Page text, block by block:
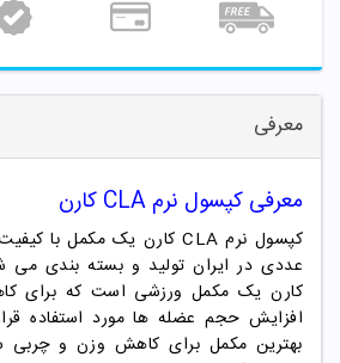
معرفی
معرفی کپسول نرم CLA کارن
کارن یک مکمل ورزشی است که برای
افزایش حجم عضله ها مورد استفاده
بهترین مکمل برای کاهش وزن و چربی